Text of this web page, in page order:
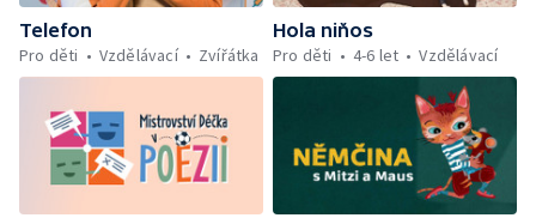
Telefon
Pro děti
Vzdělávací Zvířátka
Hola niňos
Pro děti
4-6 let Vzdělávací